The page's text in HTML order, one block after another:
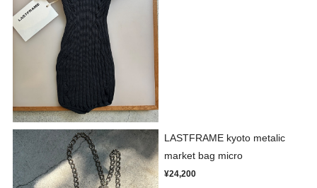
LASTFRAME kyoto metalic
market bag micro
¥24,200